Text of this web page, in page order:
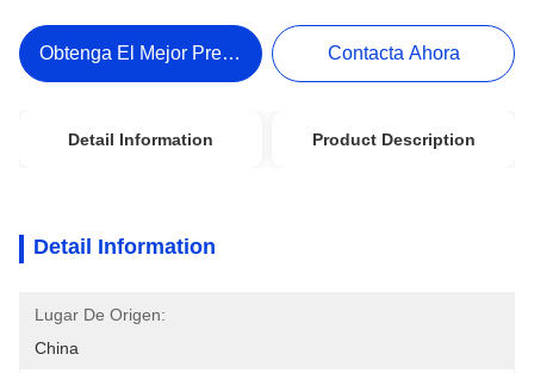
Obtenga El Mejor Precio Contacta Ahora
Detail Information Product Description
Detail Information
Lugar De Origen:
China